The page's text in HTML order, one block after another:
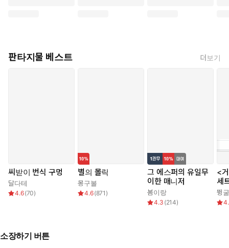
판타지물 베스트 더보기
씨받이 번식 구멍
달다테
4.6(70)
별의 몰락
몽구볼
4.6(871 )
그 에스퍼의 유일무
이한 매니저
봄이랑
4.3 (214)
<
세
뜅
소장하기 버튼